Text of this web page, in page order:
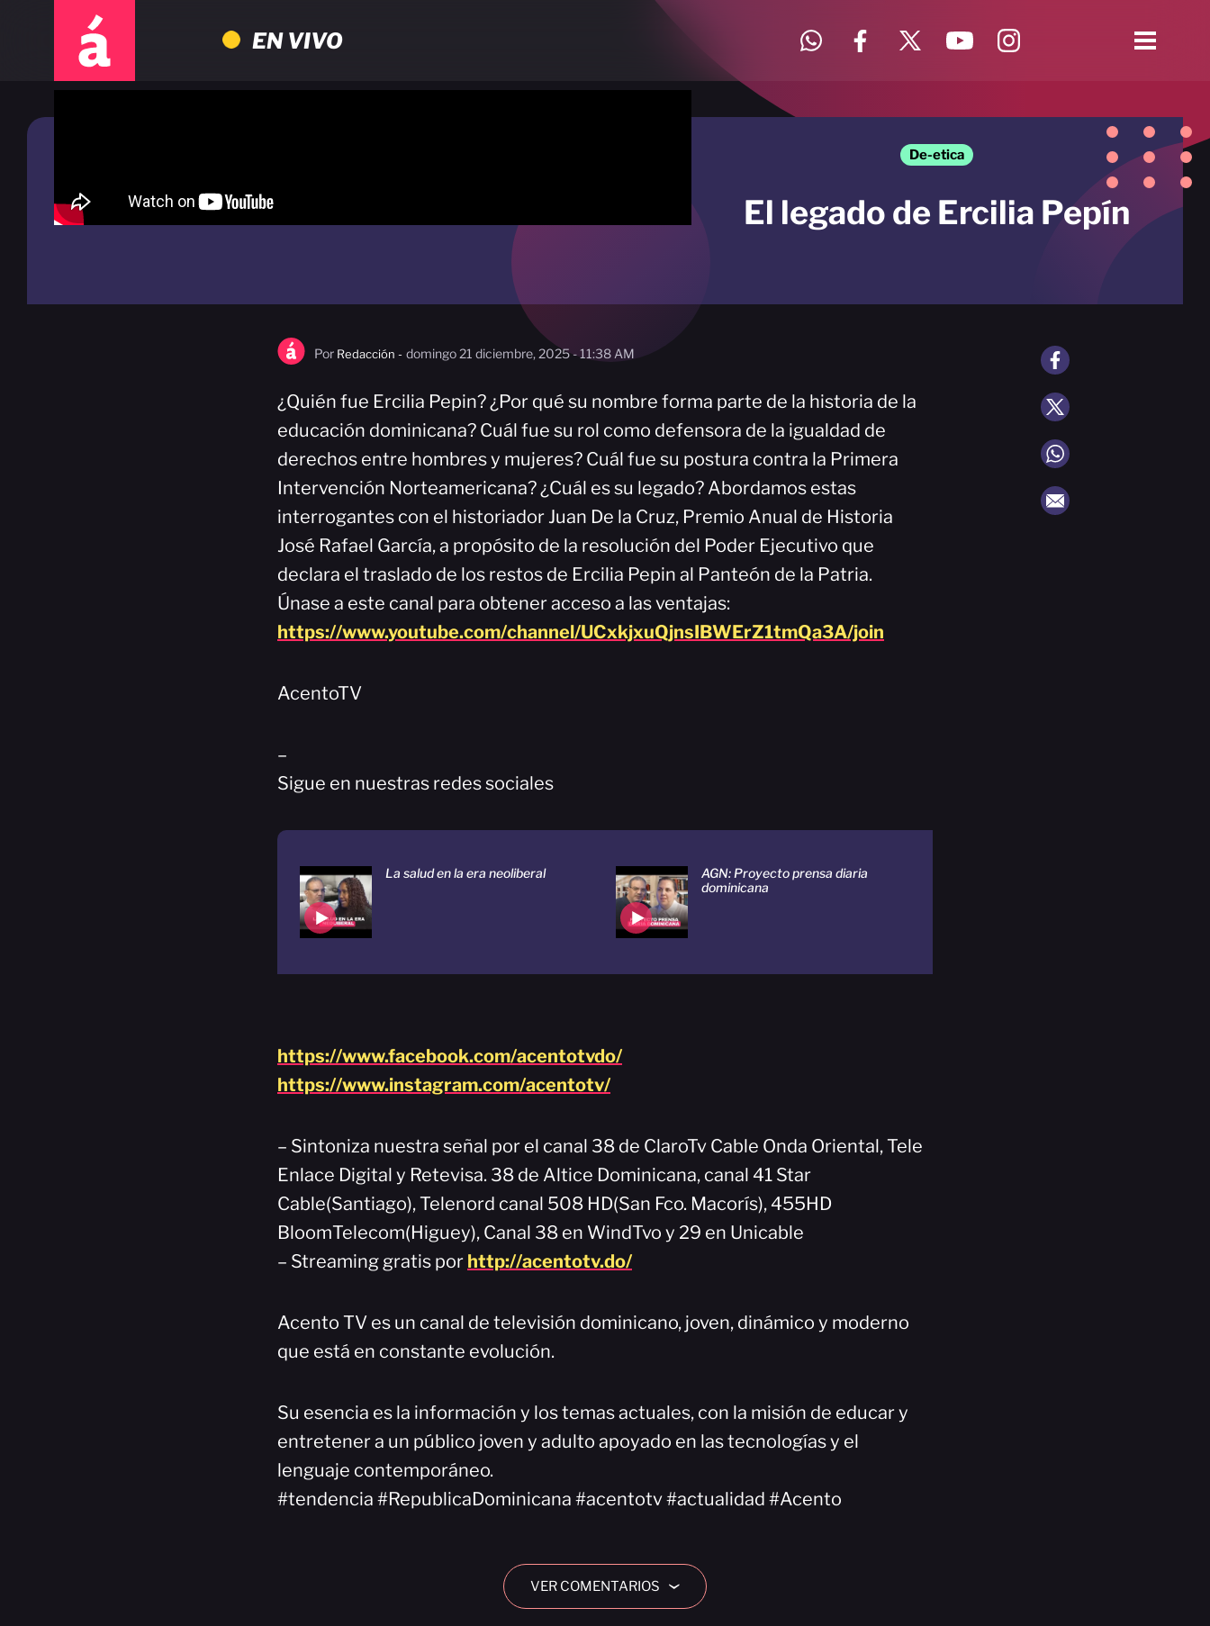
EN VIVO
De-etica
El legado de Ercilia Pepín
Por Redacción - domingo 21 diciembre, 2025 - 11:38 AM
¿Quién fue Ercilia Pepin? ¿Por qué su nombre forma parte de la historia de la
educación dominicana? Cuál fue su rol como defensora de la igualdad de
derechos entre hombres y mujeres? Cuál fue su postura contra la Primera
Intervención Norteamericana? ¿Cuál es su legado? Abordamos estas
interrogantes con el historiador Juan De la Cruz, Premio Anual de Historia
José Rafael García, a propósito de la resolución del Poder Ejecutivo que
declara el traslado de los restos de Ercilia Pepin al Panteón de la Patria.
Únase a este canal para obtener acceso a las ventajas:
https://www.youtube.com/channel/UCxkjxuQjnsIBWErZ1tmQa3A/join
AcentoTV
–
Sigue en nuestras redes sociales
La salud en la era neoliberal
AGN: Proyecto prensa diaria
dominicana
https://www.facebook.com/acentotvdo/
https://www.instagram.com/acentotv/
– Sintoniza nuestra señal por el canal 38 de ClaroTv Cable Onda Oriental, Tele
Enlace Digital y Retevisa. 38 de Altice Dominicana, canal 41 Star
Cable(Santiago), Telenord canal 508 HD(San Fco. Macorís), 455HD
BloomTelecom(Higuey), Canal 38 en WindTvo y 29 en Unicable
– Streaming gratis por http://acentotv.do/
Acento TV es un canal de televisión dominicano, joven, dinámico y moderno
que está en constante evolución.
Su esencia es la información y los temas actuales, con la misión de educar y
entretener a un público joven y adulto apoyado en las tecnologías y el
lenguaje contemporáneo.
#tendencia #RepublicaDominicana #acentotv #actualidad #Acento
VER COMENTARIOS ›